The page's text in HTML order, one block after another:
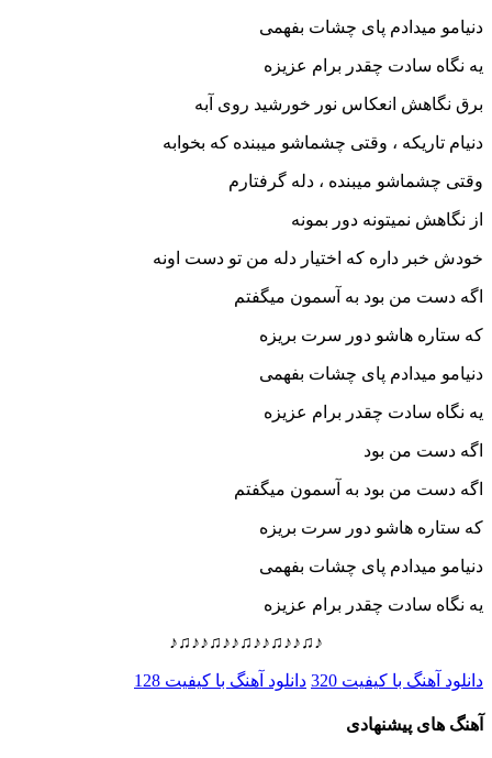
دنیامو میدادم پای چشات بفهمی
یه نگاه سادت چقدر برام عزیزه
برق نگاهش انعکاس نور خورشید روی آبه
دنیام تاریکه ، وقتی چشماشو میبنده که بخوابه
وقتی چشماشو میبنده ، دله گرفتارم
از نگاهش نمیتونه دور بمونه
خودش خبر داره که اختیار دله من تو دست اونه
اگه دست من بود به آسمون میگفتم
که ستاره هاشو دور سرت بریزه
دنیامو میدادم پای چشات بفهمی
یه نگاه سادت چقدر برام عزیزه
اگه دست من بود
اگه دست من بود به آسمون میگفتم
که ستاره هاشو دور سرت بریزه
دنیامو میدادم پای چشات بفهمی
یه نگاه سادت چقدر برام عزیزه
♪♫♪♪♫♪♪♫♪♪♫♪♪♫♪
دانلود آهنگ با کیفیت 320 دانلود آهنگ با کیفیت 128
آهنگ های پیشنهادی